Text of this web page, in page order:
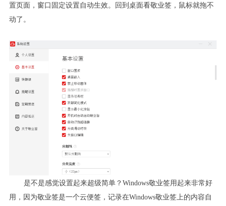
置页面，窗口固定设置自动生效。回到桌面看敬业签，鼠标就拖不
动了。
是不是感觉设置起来超级简单？Windows敬业签用起来非常好
用，因为敬业签是一个云便签，记录在Windows敬业签上的内容自